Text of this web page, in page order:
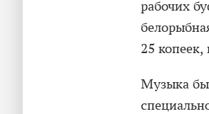
рабочих
25
Музыка